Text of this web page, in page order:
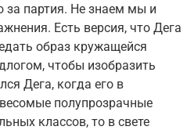
за партия. Не знаем мы и
Есть версия, что Дега
образ кружащейся
чтобы изобразить
Дега, когда его в
полупрозрачные
классов, то в свете